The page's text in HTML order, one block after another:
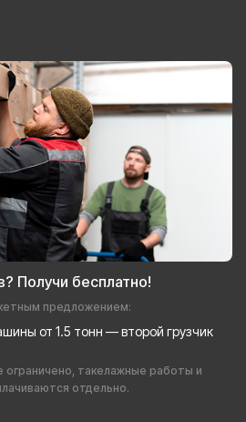
Получи бесплатно!
предложением:
от 1.5 тонн — второй грузчик
такелажные работы и
отдельно.